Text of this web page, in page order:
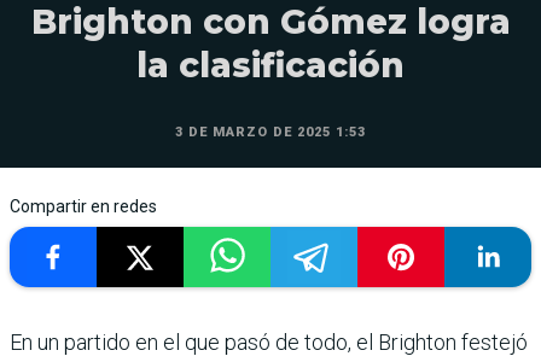
Brighton con Gómez logra
la clasificación
3 DE MARZO DE 2025 1:53
Compartir en redes
En un partido en el que pasó de todo, el Brighton festejó